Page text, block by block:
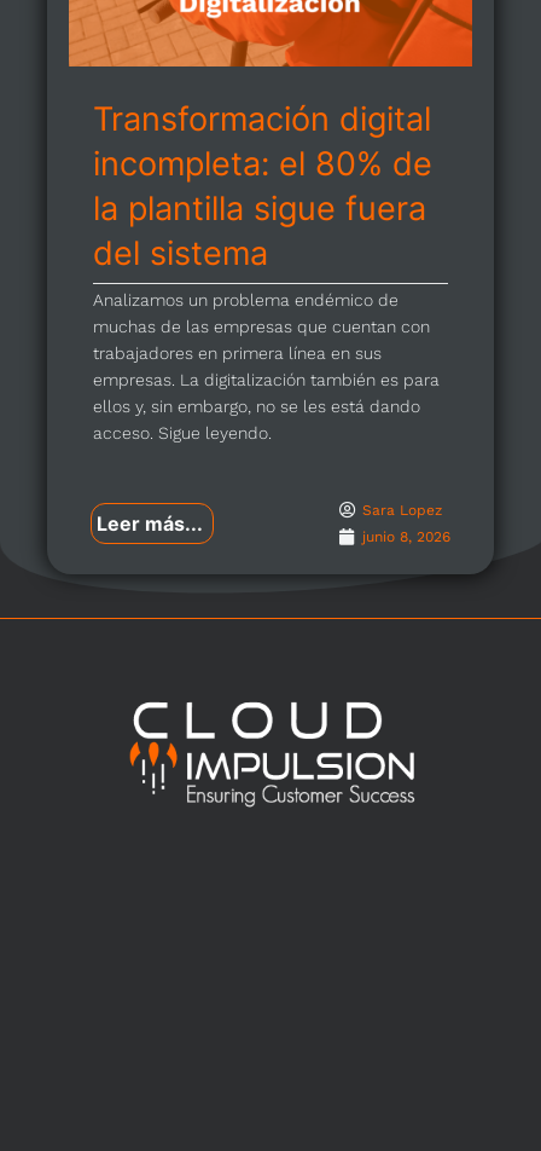
Transformación digital
incompleta: el 80% de
la plantilla sigue fuera
del sistema
Analizamos un problema endémico de
muchas de las empresas que cuentan con
trabajadores en primera línea en sus
empresas. La digitalización también es para
ellos y, sin embargo, no se les está dando
acceso. Sigue leyendo.
Leer más...
Sara Lopez
junio 8, 2026